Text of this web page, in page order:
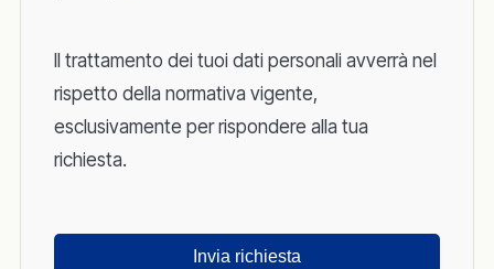
Il trattamento dei tuoi dati personali avverrà nel
rispetto della normativa vigente,
esclusivamente per rispondere alla tua
richiesta.